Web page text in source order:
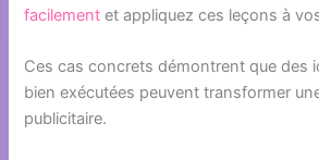
facilement et appliquez ces leçons à
Ces cas concrets démontrent que des
bien exécutées peuvent transformer
publicitaire.